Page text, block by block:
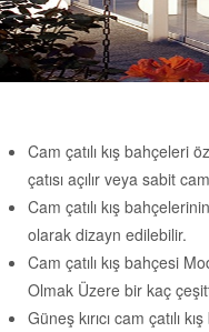
Cam çatılı kış bahçeleri
çatısı açılır veya sabit
Cam çatılı kış
olarak dizayn edilebilir.
Cam çatılı kış bahçesi
Olmak Üzere bir kaç
Güneş kırıcı cam çatılı